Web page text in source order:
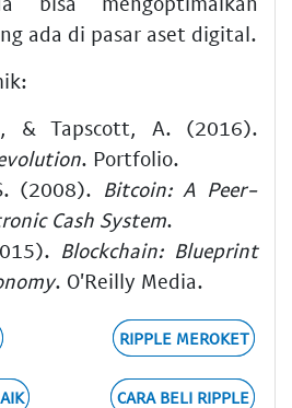
ada di pasar aset digital.
& Tapscott, A. (2016).
. Portfolio.
(2008). Bitcoin: A Peer-
Cash System.
Blockchain: Blueprint
. O'Reilly Media.
RIPPLE MEROKET
CARA BELI RIPPLE